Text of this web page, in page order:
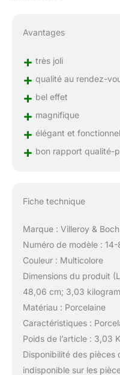
Avantages
+ très joli
+ qualité au rendez-
+ bel effet
+ magnifique
+ élégant et fonctionnel
+ bon rapport qualité-
Fiche technique
Marque : Villeroy & Boch
Numéro de modèle :
Couleur : Multicolore
Dimensions du produit
48,06 cm; 3,03
Matériau : Porcelaine
Caractéristiques :
Poids de l’article : 3,03
Disponibilité des pièces
indisponible sur les